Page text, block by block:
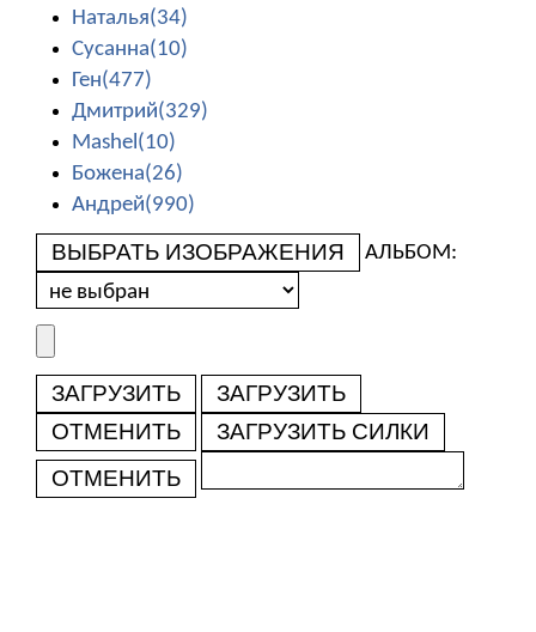
Наталья(34)
Сусанна(10)
Ген(477)
Дмитрий(329)
Mashel(10)
Божена(26)
Андрей(990)
ВЫБРАТЬ ИЗОБРАЖЕНИЯ АЛЬБОМ:
ЗАГРУЗИТЬ
ЗАГРУЗИТЬ
ОТМЕНИТЬ
ЗАГРУЗИТЬ СИЛКИ
ОТМЕНИТЬ